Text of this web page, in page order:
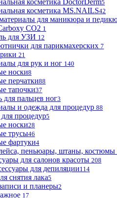
косметика DoctorDerm5
косметика MS.NAILS42
для маникюра и
CO2 1
для УЗИ 12
для парикмахерских 7
21
для рук и ног 140
носки8
перчатки88
тапочки37
для пальцев ног3
и одежда для процедур 88
процедур5
носки28
трусы46
фартуки4
пеньюары, штаны, костюмы
для салонов красоты 208
для депиляции114
снятия лака5
и планеры2
17